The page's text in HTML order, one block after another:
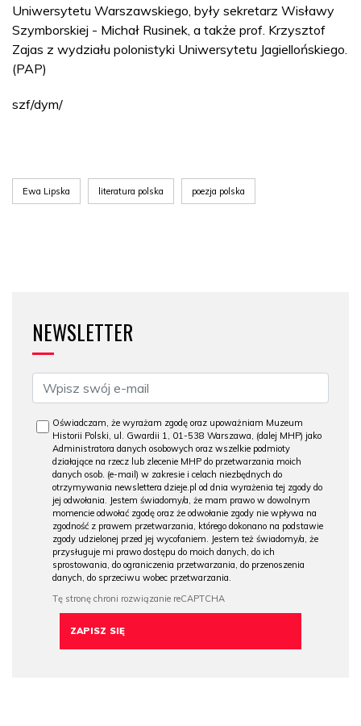
Uniwersytetu Warszawskiego, były sekretarz Wisławy
Szymborskiej - Michał Rusinek, a także prof. Krzysztof
Zajas z wydziału polonistyki Uniwersytetu Jagiellońskiego.
(PAP)
szf/dym/
Ewa Lipska literatura polska poezja polska
NEWSLETTER
Oświadczam, że wyrażam zgodę oraz upoważniam Muzeum
Historii Polski, ul. Gwardii 1, 01-538 Warszawa, (dalej MHP) jako
Administratora danych osobowych oraz wszelkie podmioty
działające na rzecz lub zlecenie MHP do przetwarzania moich
danych osob. (e-mail) w zakresie i celach niezbędnych do
otrzymywania newslettera dzieje.pl od dnia wyrażenia tej zgody do
jej odwołania. Jestem świadomy/a, że mam prawo w dowolnym
momencie odwołać zgodę oraz że odwołanie zgody nie wpływa na
zgodność z prawem przetwarzania, którego dokonano na podstawie
zgody udzielonej przed jej wycofaniem. Jestem też świadomy/a, że
przysługuje mi prawo dostępu do moich danych, do ich
sprostowania, do ograniczenia przetwarzania, do przenoszenia
danych, do sprzeciwu wobec przetwarzania.